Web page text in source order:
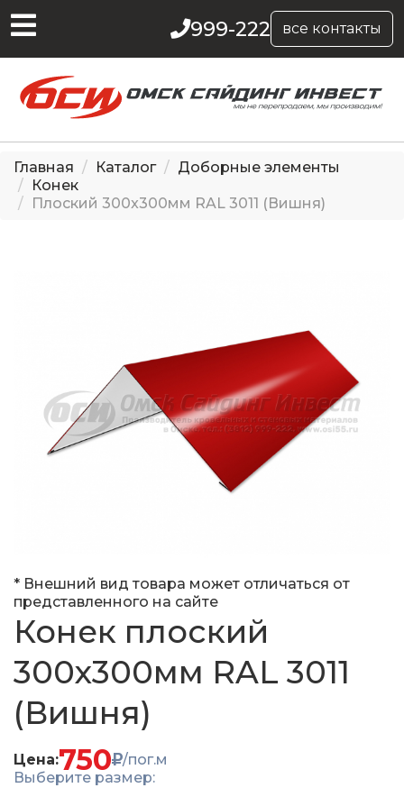
999-222 все контакты
Главная Каталог
Доборные элементы
Конек
Плоский 300x300мм RAL 3011 (Вишня)
* Внешний вид товара может отличаться от
представленного на сайте
Конек плоский
300x300мм RAL 3011
(Вишня)
Цена:750
/пог.м
Выберите размер: